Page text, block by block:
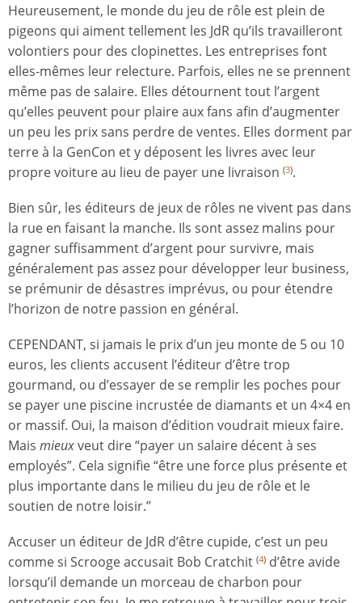
Heureusement, le monde du jeu de rôle est plein de
pigeons qui aiment tellement les JdR qu’ils travailleront
volontiers pour des clopinettes. Les entreprises font
elles-mêmes leur relecture. Parfois, elles ne se prennent
même pas de salaire. Elles détournent tout l’argent
qu’elles peuvent pour plaire aux fans afin d’augmenter
un peu les prix sans perdre de ventes. Elles dorment par
terre à la GenCon et y déposent les livres avec leur
propre voiture au lieu de payer une livraison (3).
Bien sûr, les éditeurs de jeux de rôles ne vivent pas dans
la rue en faisant la manche. Ils sont assez malins pour
gagner suffisamment d’argent pour survivre, mais
généralement pas assez pour développer leur business,
se prémunir de désastres imprévus, ou pour étendre
l’horizon de notre passion en général.
CEPENDANT, si jamais le prix d’un jeu monte de 5 ou 10
euros, les clients accusent l’éditeur d’être trop
gourmand, ou d’essayer de se remplir les poches pour
se payer une piscine incrustée de diamants et un 4×4 en
or massif. Oui, la maison d’édition voudrait mieux faire.
Mais mieuxveut dire “payer un salaire décent à ses
employés”. Cela signifie “être une force plus présente et
plus importante dans le milieu du jeu de rôle et le
soutien de notre loisir.”
Accuser un éditeur de JdR d’être cupide, c’est un peu
comme si Scrooge accusait Bob Cratchit (4) d’être avide
lorsqu’il demande un morceau de charbon pour